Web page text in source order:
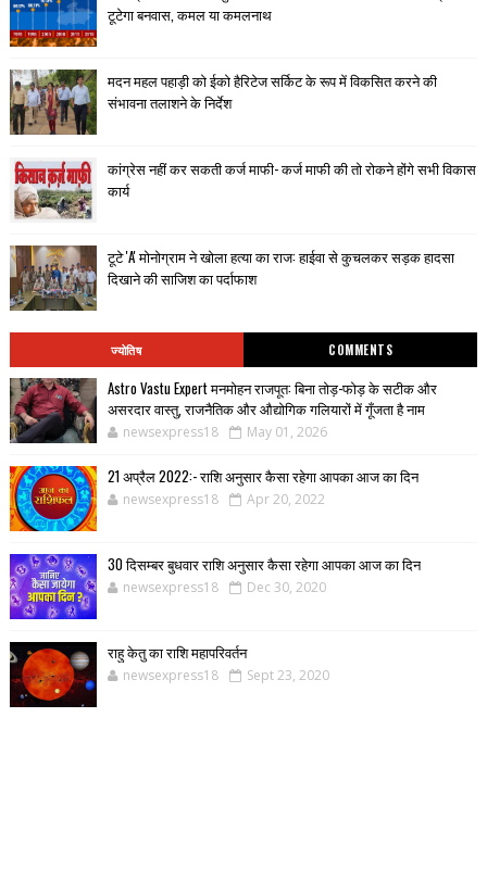
टूटेगा बनवास, कमल या कमलनाथ
मदन महल पहाड़ी को ईको हैरिटेज सर्किट के रूप में विकसित करने की
संभावना तलाशने के निर्देश
कांग्रेस नहीं कर सकती कर्ज माफी- कर्ज माफी की तो रोकने होंगे सभी विकास
कार्य
टूटे 'A' मोनोग्राम ने खोला हत्या का राज: हाईवा से कुचलकर सड़क हादसा
दिखाने की साजिश का पर्दाफाश
ज्योतिष COMMENTS
Astro Vastu Expert मनमोहन राजपूत: बिना तोड़-फोड़ के सटीक और
असरदार वास्तु, राजनैतिक और औद्योगिक गलियारों में गूँजता है नाम
newsexpress18 May 01, 2026
21 अप्रैल 2022:- राशि अनुसार कैसा रहेगा आपका आज का दिन
newsexpress18 Apr 20, 2022
30 दिसम्बर बुधवार राशि अनुसार कैसा रहेगा आपका आज का दिन
newsexpress18 Dec 30, 2020
राहु केतु का राशि महापरिवर्तन
newsexpress18 Sept 23, 2020